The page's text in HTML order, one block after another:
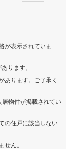
が表示されていま
ります。
あります。ご了承く
居物件が掲載されてい
の住戸に該当しない
ん。